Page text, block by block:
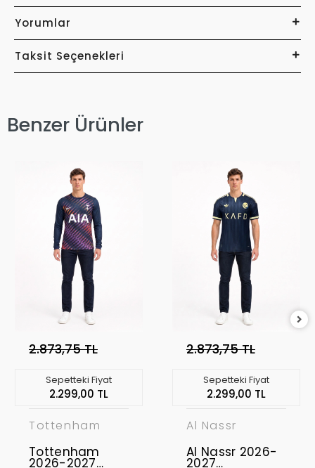
Yorumlar
Taksit Seçenekleri
Benzer Ürünler
2.873,75 TL
Sepetteki Fiyat
2.299,00 TL
Tottenham
Tottenham
2026-2027
2.873,75 TL
Sepetteki Fiyat
2.299,00 TL
Al Nassr
Al Nassr 2026-
2027